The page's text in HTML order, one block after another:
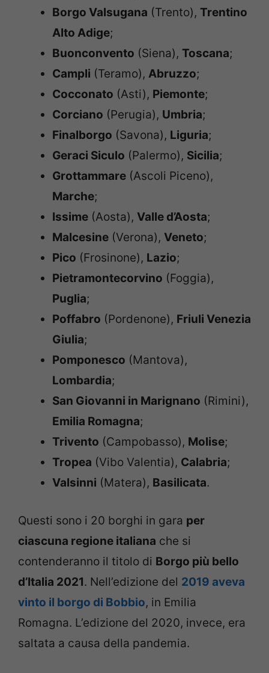
Borgo Valsugana (Trento), Trentino
Alto Adige;
Buonconvento (Siena), Toscana;
Campli (Teramo), Abruzzo;
Cocconato (Asti), Piemonte;
Corciano (Perugia), Umbria;
Finalborgo (Savona), Liguria;
Geraci Siculo (Palermo), Sicilia;
Grottammare (Ascoli Piceno),
Marche;
Issime (Aosta), Valle d’Aosta;
Malcesine (Verona), Veneto;
Pico (Frosinone), Lazio;
Pietramontecorvino (Foggia),
Puglia;
Poffabro (Pordenone), Friuli Venezia
Giulia;
Pomponesco (Mantova),
Lombardia;
San Giovanni in Marignano (Rimini),
Emilia Romagna;
Trivento (Campobasso), Molise;
Tropea (Vibo Valentia), Calabria;
Valsinni (Matera), Basilicata.
Questi sono i 20 borghi in gara per
ciascuna regione italiana che si
contenderanno il titolo di Borgo più bello
d’Italia 2021. Nell’edizione del 2019 aveva
vinto il borgo di Bobbio, in Emilia
Romagna. L’edizione del 2020, invece, era
saltata a causa della pandemia.